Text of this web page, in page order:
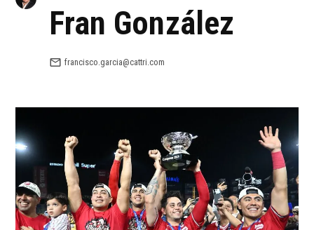
Fran González
francisco.garcia@cattri.com